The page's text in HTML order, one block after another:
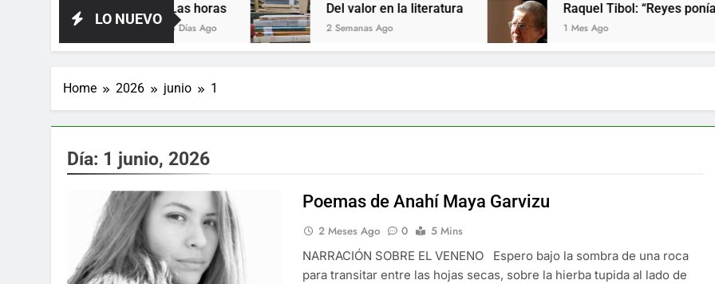
LO NUEVO
3 Días Ago
Del valor en la literatura
2 Semanas Ago
Raquel Tibol: “Reyes ponía cuidado
1 Mes Ago
Home 2026 junio 1
Día: 1 junio, 2026
Poemas de Anahí Maya Garvizu
2 Meses Ago 0
5 Mins
NARRACIÓN SOBRE EL VENENO Espero bajo la sombra de una roca
para transitar entre las hojas secas, sobre la hierba tupida al lado de